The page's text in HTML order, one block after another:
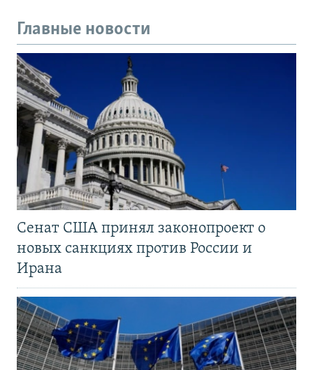
Главные новости
Сенат США принял законопроект о
новых санкциях против России и
Ирана